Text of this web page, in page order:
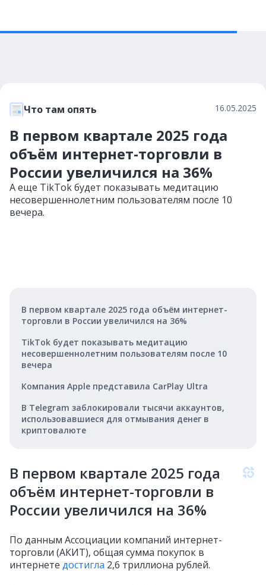
Что там опять 16.05.2025
В первом квартале 2025 года
объём интернет-торговли в
России увеличился на 36%
А еще TikTok будет показывать медитацию
несовершеннолетним пользователям после 10
вечера.
В первом квартале 2025 года объём интернет-
торговли в России увеличился на 36%
TikTok будет показывать медитацию
несовершеннолетним пользователям после 10
вечера
Компания Apple представила CarPlay Ultra
В Telegram заблокировали тысячи аккаунтов,
использовавшиеся для отмывания денег в
криптовалюте
В первом квартале 2025 года
объём интернет-торговли в
России увеличился на 36%
По данным Ассоциации компаний интернет-
торговли (АКИТ), общая сумма покупок в
интернете достигла 2,6 триллиона рублей.